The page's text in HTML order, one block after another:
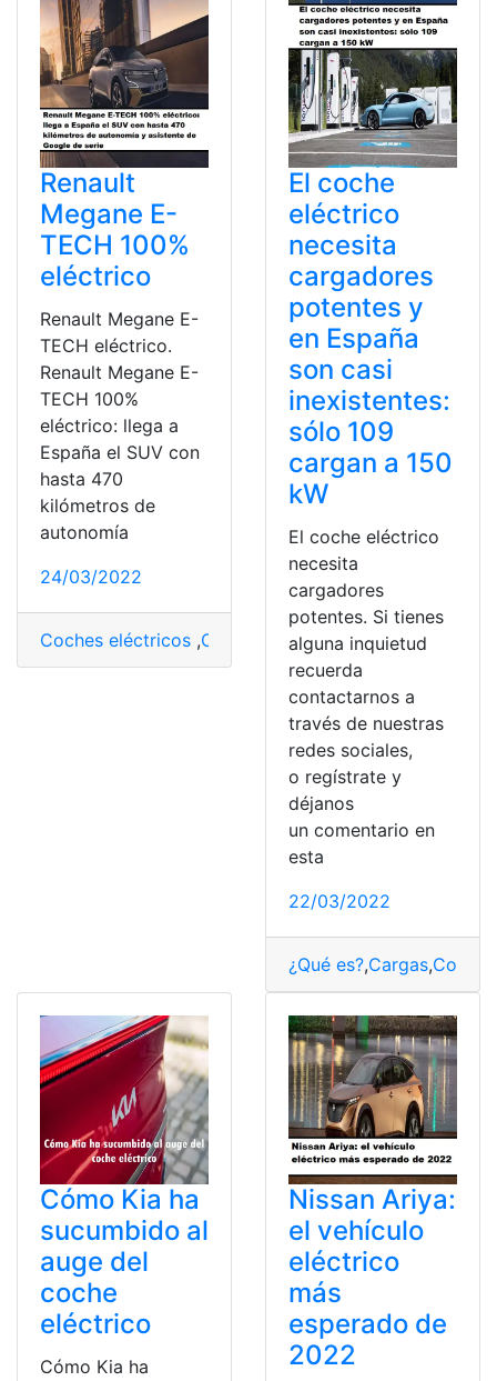
Renault
Megane E-
TECH 100%
eléctrico
Renault Megane E-
TECH eléctrico.
Renault Megane E-
TECH 100%
eléctrico: llega a
España el SUV con
hasta 470
kilómetros de
autonomía
24/03/2022
Coches eléctricos ,Coches híbridos,España,nuevo
El coche
eléctrico
necesita
cargadores
potentes y
en España
son casi
inexistentes:
sólo 109
cargan a 150
kW
El coche eléctrico
necesita
cargadores
potentes. Si tienes
alguna inquietud
recuerda
contactarnos a
través de nuestras
redes sociales,
o regístrate y
déjanos
un comentario en
esta
22/03/2022
¿Qué es?,Cargas,
Cómo Kia ha
sucumbido al
auge del
coche
eléctrico
Cómo Kia ha
Nissan Ariya:
el vehículo
eléctrico
más
esperado de
2022